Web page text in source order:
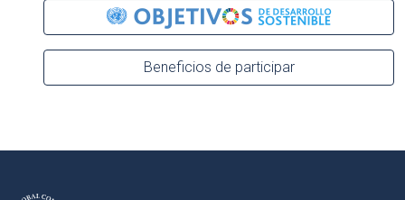
Beneficios de participar